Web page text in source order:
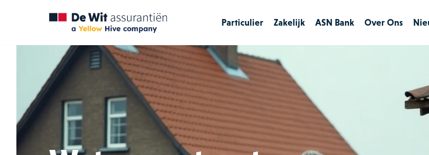
Particulier
Verzekeringen
Hypotheken
Zakelijk
Verzekeringen
Maritiem
ASN Bank
Particulier
Over Ons